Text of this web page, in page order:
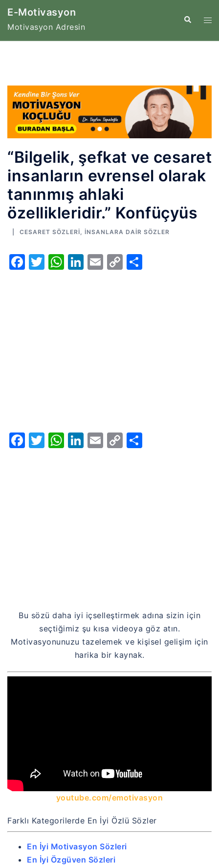
İçeriğe
E-Motivasyon
Motivasyon Adresin
Search
“Bilgelik, şefkat ve cesaret
insanların evrensel olarak
tanınmış ahlaki
özellikleridir.” Konfüçyüs
CESARET SÖZLERI İNSANLARA DAIR SÖZLER
Facebook
Twitter
WhatsApp
LinkedIn
Email
Copy
Facebook
Twitter
WhatsApp
LinkedIn
Email
Copy
Bu sözü daha iyi içselleştirmek adına sizin için
seçtiğimiz şu kısa videoya göz atın.
Motivasyonunuzu tazelemek ve kişisel gelişim için
harika bir kaynak.
youtube.com/emotivasyon
Farklı Kategorilerde En İyi Özlü Sözler
En İyi Motivasyon Sözleri
En İyi Özgüven Sözleri